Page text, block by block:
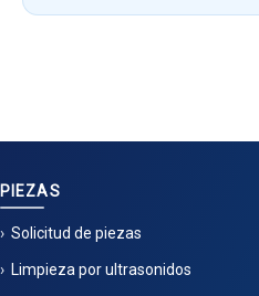
PIEZAS
Solicitud de piezas
Limpieza por ultrasonidos